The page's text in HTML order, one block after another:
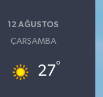
12 AĞUSTOS
ÇARŞAMBA
27°